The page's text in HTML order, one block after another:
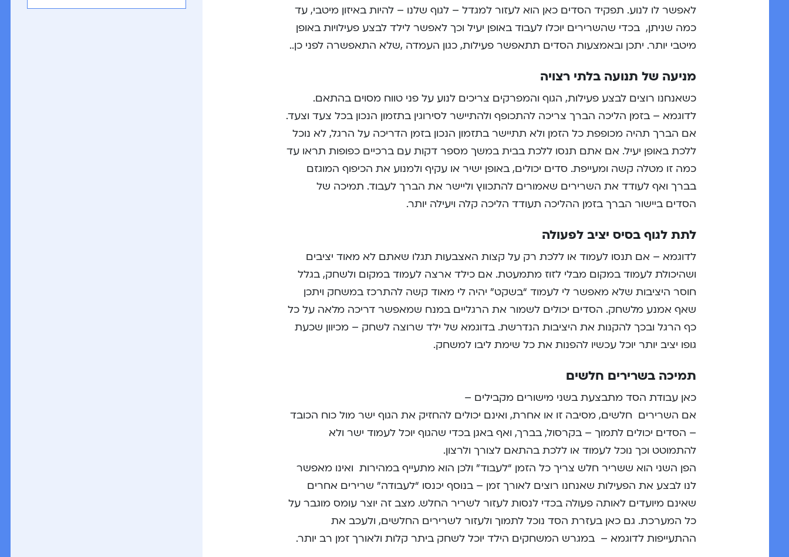
לאפשר לו לנוע. תפקיד הסדים כאן הוא לעזור למגדל – לגוף שלנו – להיות באיזון מיטבי, עד
כמה שניתן, בכדי שהשרירים יוכלו לעבוד באופן יעיל וכך לאפשר לילד לבצע פעילויות באופן
מיטבי יותר. יתכן ובאמצעות הסדים תתאפשר פעילות, כגון העמדה ,שלא התאפשרה לפני כן..
מניעה של תנועה בלתי רצויה
כשאנחנו רוצים לבצע פעילות, הגוף והמפרקים צריכים לנוע על פני טווח מסוים בהתאם.
לדוגמא – בזמן הליכה הברך צריכה להתכופף ולהתיישר לסירוגין בתזמון הנכון בכל צעד וצעד.
אם הברך תהיה מכופפת כל הזמן ולא תתיישר בתזמון הנכון בזמן הדריכה על הרגל, לא נוכל
ללכת באופן יעיל. אם אתם תנסו ללכת בבית במשך מספר דקות עם ברכיים כפופות תראו עד
כמה זו מטלה קשה ומעייפת. סדים יכולים, באופן ישיר או עקיף ולמנוע את הכיפוף המוגזם
בברך ואף לעודד את השרירים שאמורים להתכווץ וליישר את הברך לעבוד. תמיכה של
הסדים ביישור הברך בזמן ההליכה תעודד הליכה קלה ויעילה יותר.
לתת לגוף בסיס יציב לפעולה
לדוגמא – אם תנסו לעמוד או ללכת רק על קצות האצבעות תגלו שאתם לא מאוד יציבים
ושהיכולת לעמוד במקום מבלי לזוז מתמעטת. אם כילד ארצה לעמוד במקום ולשחק, בגלל
חוסר היציבות שלא מאפשר לי לעמוד “בשקט” יהיה לי מאוד קשה להתרכז במשחק ויתכן
שאף אמנע מלשחק. הסדים יכולים לשמור את הרגליים במנח שמאפשר דריכה מלאה על כל
כף הרגל ובכך להקנות את היציבות הנדרשת. בדוגמא של ילד שרוצה לשחק – מכיוון שכעת
גופו יציב יותר יוכל עכשיו להפנות את כל שימת ליבו למשחק.
תמיכה בשרירים חלשים
כאן עבודת הסד מתבצעת בשני מישורים מקבילים –
אם השרירים חלשים, מסיבה זו או אחרת, ואינם יכולים להחזיק את הגוף ישר מול כוח הכובד
– הסדים יכולים לתמוך – בקרסול, בברך, ואף באגן בכדי שהגוף יוכל לעמוד ישר ולא
להתמוטט וכך נוכל לעמוד או ללכת בהתאם לצורך ולרצון.
הפן השני הוא ששריר חלש צריך כל הזמן “לעבוד” ולכן הוא מתעייף במהירות ואינו מאפשר
לנו לבצע את הפעילות שאנחנו רוצים לאורך זמן – בנוסף יכנסו “לעבודה” שרירים אחרים
שאינם מיועדים לאותה פעולה בכדי לנסות לעזור לשריר החלש. מצב זה יוצר עומס מוגבר על
כל המערכת. גם כאן בעזרת הסד נוכל לתמוך ולעזור לשרירים החלשים, ולעכב את
ההתעייפות לדוגמא – במגרש המשחקים הילד יוכל לשחק ביתר קלות ולאורך זמן רב יותר.